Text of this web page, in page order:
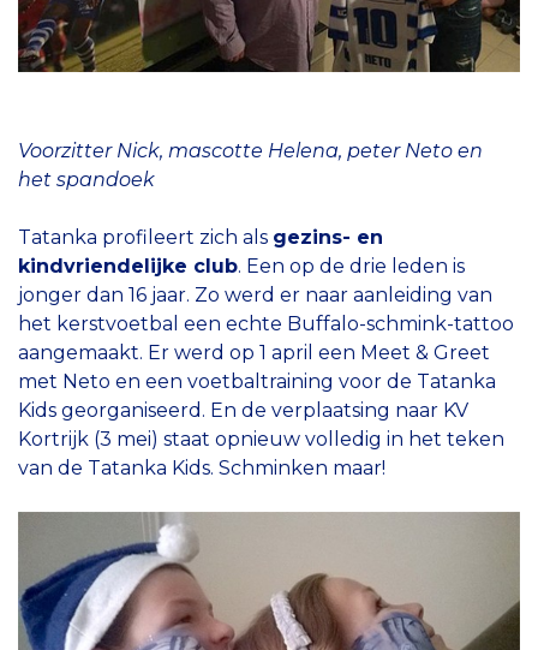
Voorzitter Nick, mascotte Helena, peter Neto en
het spandoek
Tatanka profileert zich als gezins- en
kindvriendelijke club. Een op de drie leden is
jonger dan 16 jaar. Zo werd er naar aanleiding van
het kerstvoetbal een echte Buffalo-schmink-tattoo
aangemaakt. Er werd op 1 april een Meet & Greet
met Neto en een voetbaltraining voor de Tatanka
Kids georganiseerd. En de verplaatsing naar KV
Kortrijk (3 mei) staat opnieuw volledig in het teken
van de Tatanka Kids. Schminken maar!